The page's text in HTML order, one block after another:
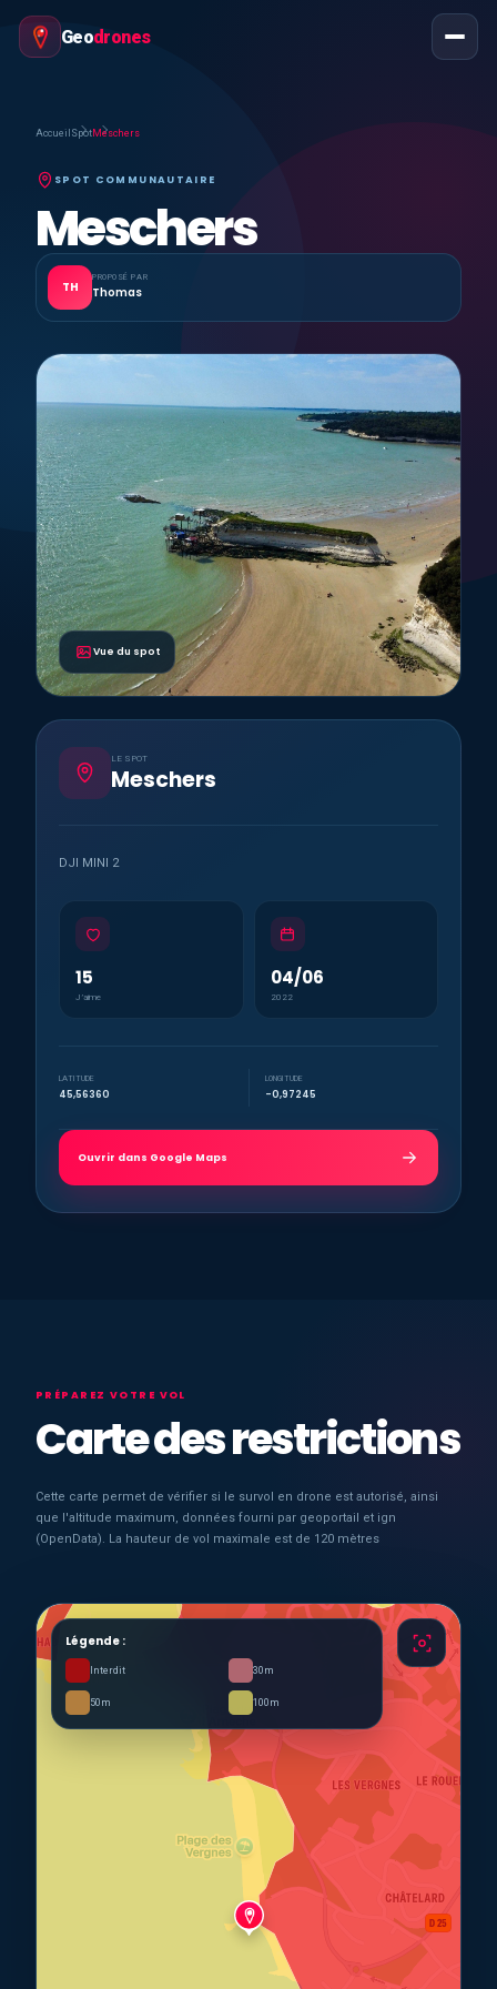
Geodrones
Accueil SpotMeschers
SPOT COMMUNAUTAIRE
Meschers
TH
PROPOSÉ PAR
Thomas
Vue du spot
LE SPOT
Meschers
DJI MINI 2
15
J’aime
04/06
2022
LATITUDE
45,56360
LONGITUDE
-0,97245
Ouvrir dans Google Maps
PRÉPAREZ VOTRE VOL
Carte des restrictions
Cette carte permet de vérifier si le survol en drone est autorisé, ainsi
que l'altitude maximum, données fourni par geoportail et ign
(OpenData). La hauteur de vol maximale est de 120 mètres
Légende :
Interdit 30m
50m 100m